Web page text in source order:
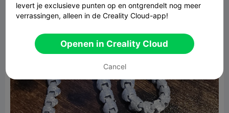
levert je exclusieve punten op en ontgrendelt nog meer
verrassingen, alleen in de Creality Cloud-app!
Openen in Creality Cloud
Cancel